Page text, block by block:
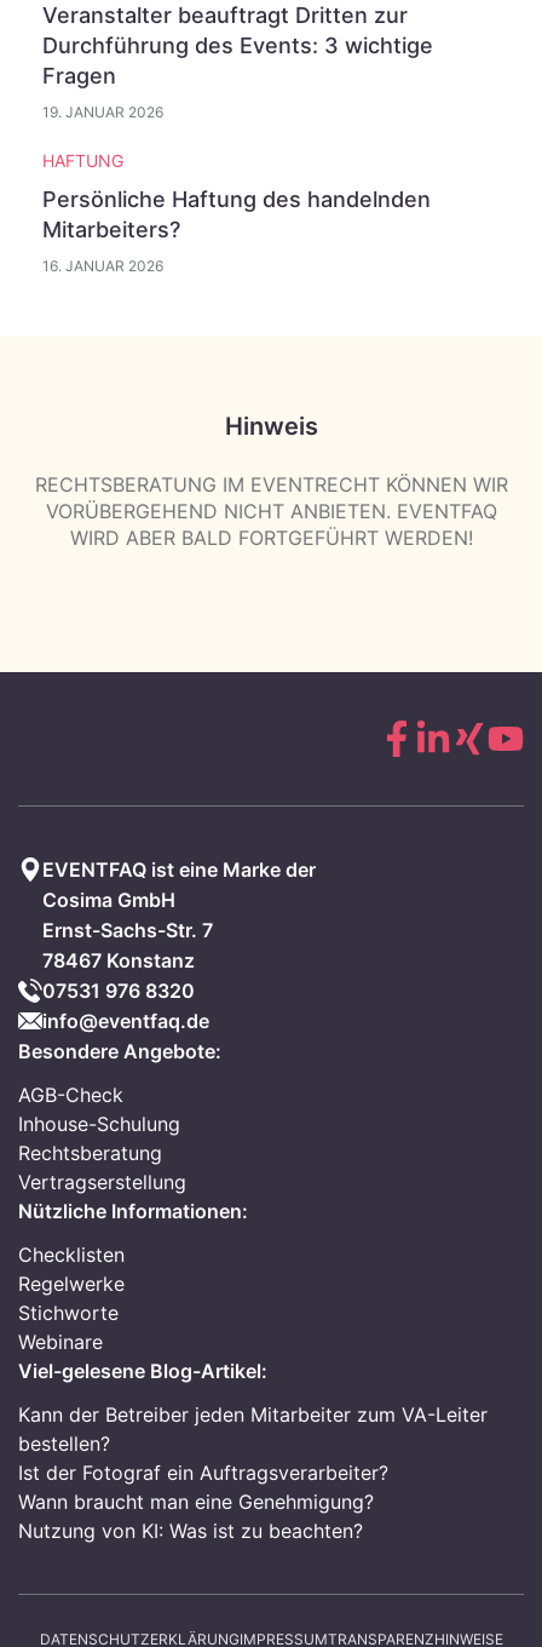
Veranstalter beauftragt Dritten zur
Durchführung des Events: 3 wichtige
Fragen
19. JANUAR 2026
HAFTUNG
Persönliche Haftung des handelnden
Mitarbeiters?
16. JANUAR 2026
Hinweis
RECHTSBERATUNG IM EVENTRECHT KÖNNEN WIR
VORÜBERGEHEND NICHT ANBIETEN. EVENTFAQ
WIRD ABER BALD FORTGEFÜHRT WERDEN!
EVENTFAQ ist eine Marke der
Cosima GmbH
Ernst-Sachs-Str. 7
78467 Konstanz
07531 976 8320
info@eventfaq.de
Besondere Angebote:
AGB-Check
Inhouse-Schulung
Rechtsberatung
Vertragserstellung
Nützliche Informationen:
Checklisten
Regelwerke
Stichworte
Webinare
Viel-gelesene Blog-Artikel:
Kann der Betreiber jeden Mitarbeiter zum VA-Leiter
bestellen?
Ist der Fotograf ein Auftragsverarbeiter?
Wann braucht man eine Genehmigung?
Nutzung von KI: Was ist zu beachten?
DATENSCHUTZERKLÄRUNGIMPRESSUMTRANSPARENZHINWEISE